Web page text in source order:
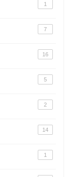
1
7
16
5
2
14
1